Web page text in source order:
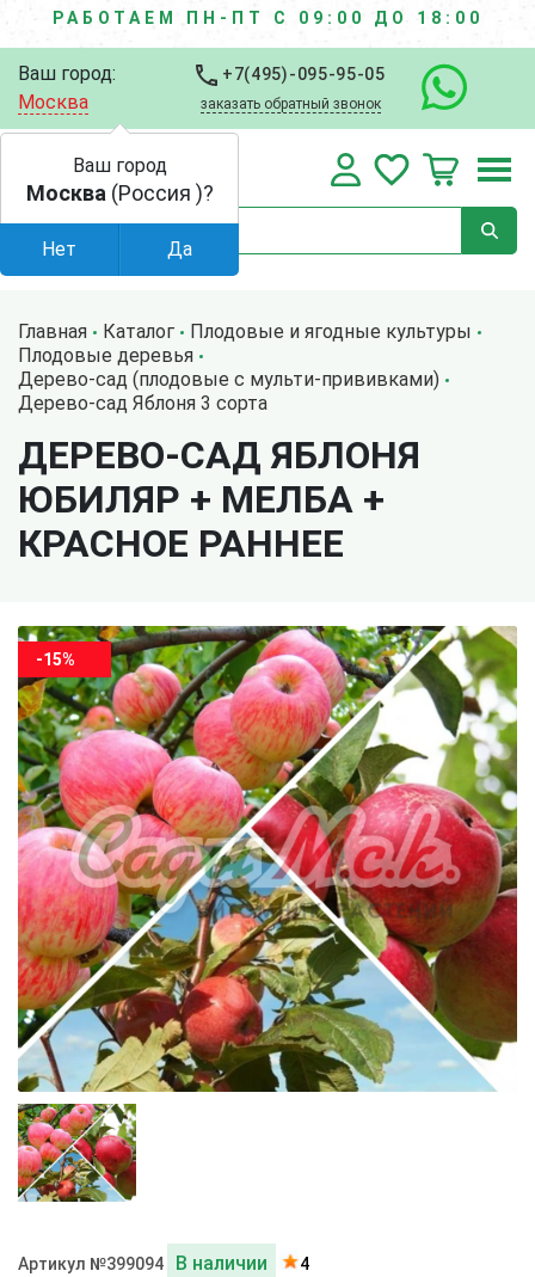
РАБОТАЕМ ПН-ПТ С 09:00 ДО 18:00
Ваш город:
Москва
+7(495)-095-95-05
заказать обратный звонок
Главная Каталог
Плодовые и ягодные культуры
Плодовые деревья
Дерево-сад (плодовые с мульти-прививками)
Дерево-сад Яблоня 3 сорта
ДЕРЕВО-САД ЯБЛОНЯ
ЮБИЛЯР + МЕЛБА +
КРАСНОЕ РАННЕЕ
-15%
Артикул №399094 В наличии 4
Ваш город
Москва (Россия )?
Нет Да